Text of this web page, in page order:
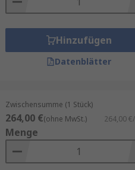
Hinzufügen
Datenblätter
Zwischensumme (1 Stück)
264,00 €(ohne MwSt.) 264,00
Menge